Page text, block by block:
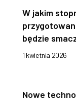
W jakim
będzie
1 kwietnia 2026
Nowe